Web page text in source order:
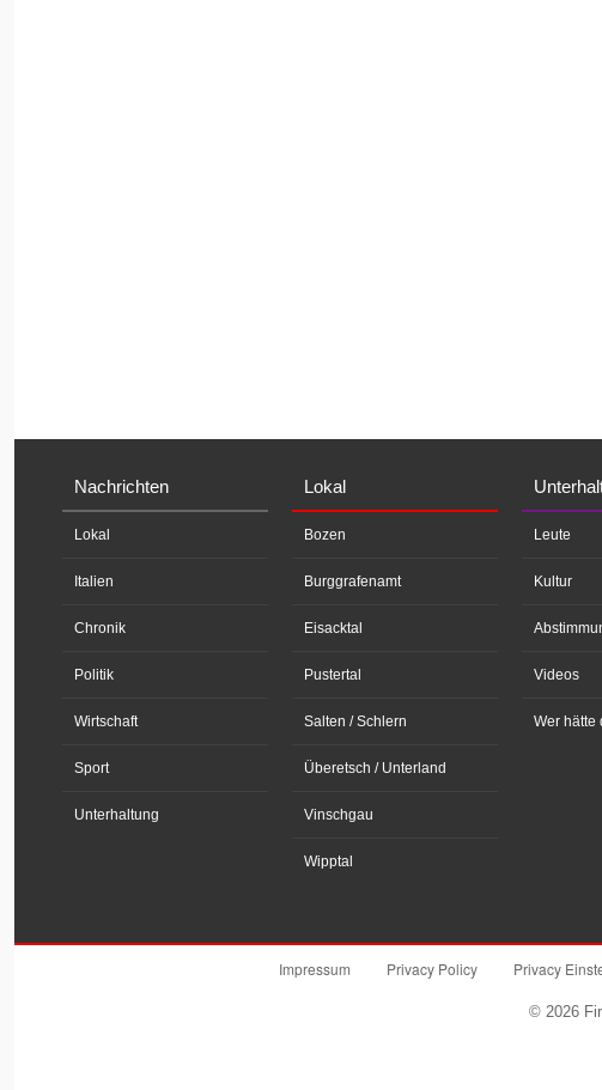
Nachrichten
Lokal
Italien
Chronik
Politik
Wirtschaft
Sport
Unterhaltung
Lokal
Bozen
Burggrafenamt
Eisacktal
Pustertal
Salten / Schlern
Überetsch / Unterland
Vinschgau
Wipptal
Leute
Kultur
Videos
Wer hätte
Impressum Privacy Policy Privacy
© 2026